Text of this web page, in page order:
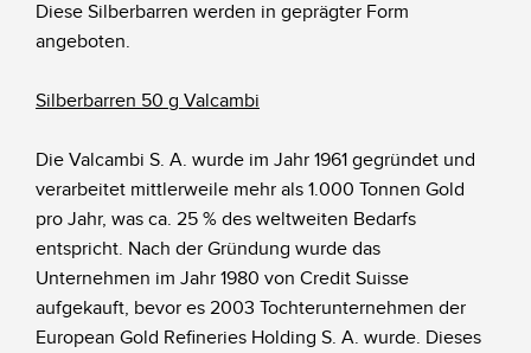
Diese Silberbarren werden in geprägter Form
angeboten.
Silberbarren 50 g Valcambi
Die Valcambi S. A. wurde im Jahr 1961 gegründet und
verarbeitet mittlerweile mehr als 1.000 Tonnen Gold
pro Jahr, was ca. 25 % des weltweiten Bedarfs
entspricht. Nach der Gründung wurde das
Unternehmen im Jahr 1980 von Credit Suisse
aufgekauft, bevor es 2003 Tochterunternehmen der
European Gold Refineries Holding S. A. wurde. Dieses